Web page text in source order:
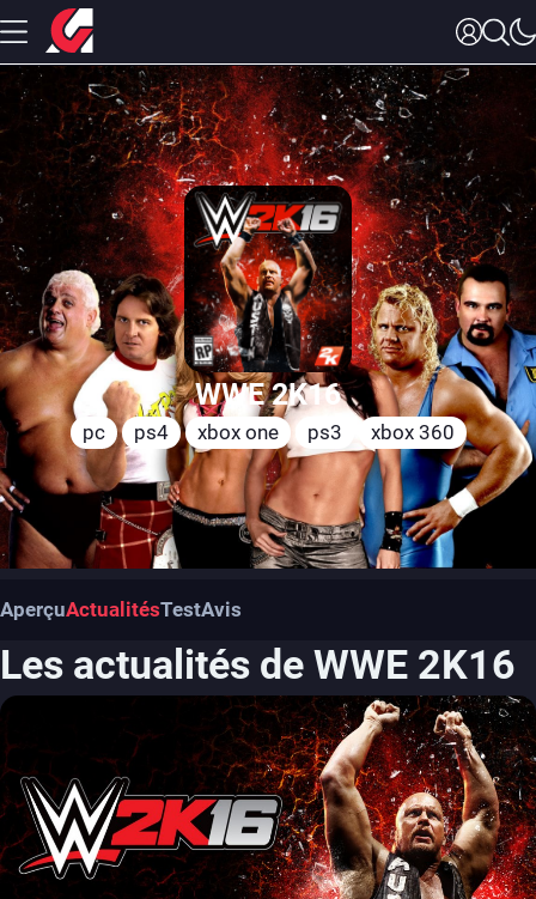
WWE 2K16
pc ps4 xbox one ps3 xbox 360
AperçuActualitésTestAvis
Les actualités de WWE 2K16